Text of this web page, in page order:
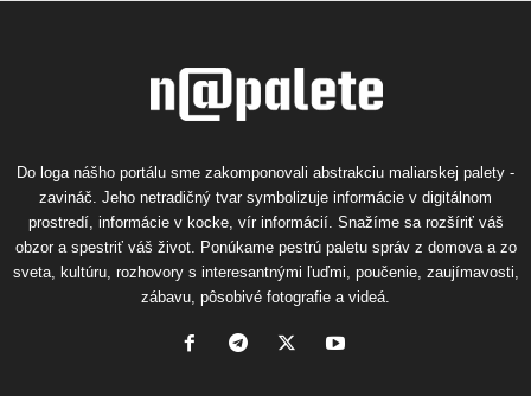
Do loga nášho portálu sme zakomponovali abstrakciu maliarskej palety -
zavináč. Jeho netradičný tvar symbolizuje informácie v digitálnom
prostredí, informácie v kocke, vír informácií. Snažíme sa rozšíriť váš
obzor a spestriť váš život. Ponúkame pestrú paletu správ z domova a zo
sveta, kultúru, rozhovory s interesantnými ľuďmi, poučenie, zaujímavosti,
zábavu, pôsobivé fotografie a videá.